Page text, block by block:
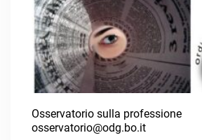
Osservatorio sulla professione
osservatorio@odg.bo.it